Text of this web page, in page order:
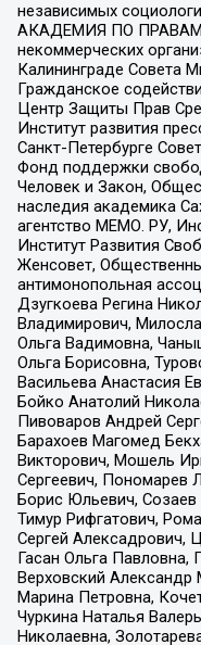
независимых
АКАДЕМИЯ ПО ПРАВАМ
некоммерческих
Калининграде Совета
Гражданское
Центр Защиты Прав
Институт развития
Санкт-Петербурге
Фонд поддержки
Человек и Закон,
наследия академика
агентство МЕМО. РУ,
Институт Развития
Женсовет,
антимонопольная
Дзугкоева Регина
Владимирович,
Ольга Вадимовна,
Ольга Борисовна,
Васильева Анастасия
Бойко Анатолий
Пивоваров Андрей
Барахоев Магомед
Викторович, Мошель
Сергеевич, Пономарев
Борис Юльевич,
Тимур Рифгатович,
Сергей Алексадрович,
Гасан Ольга Павловна,
Верховский
Марина Петровна,
Чуркина Наталья
Николаевна,